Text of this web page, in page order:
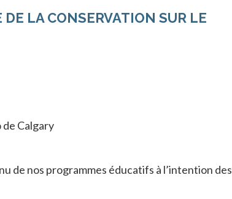
LA CONSERVATION SUR LE
de Calgary
de nos programmes éducatifs à l’intention des